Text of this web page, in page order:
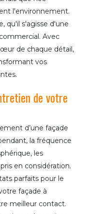
l'environnement.
qu'il s'agisse d'une
Avec
de chaque détail,
vos
de votre
d’une façade
la fréquence
les
en considération.
parfaits pour le
façade à
meilleur contact.